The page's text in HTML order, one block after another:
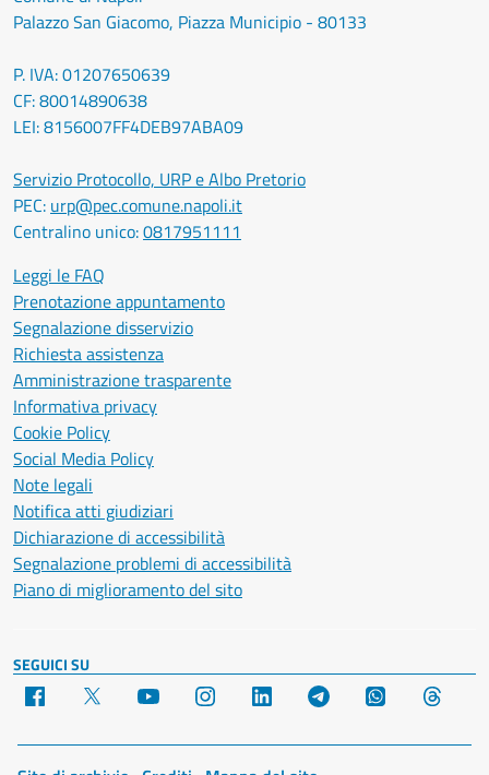
Palazzo San Giacomo, Piazza Municipio - 80133
P. IVA: 01207650639
CF: 80014890638
LEI: 8156007FF4DEB97ABA09
Servizio Protocollo, URP e Albo Pretorio
PEC: urp@pec.comune.napoli.it
Centralino unico:0817951111
Leggi le FAQ
Prenotazione appuntamento
Segnalazione disservizio
Richiesta assistenza
Amministrazione trasparente
Informativa privacy
Cookie Policy
Social Media Policy
Note legali
Notifica atti giudiziari
Dichiarazione di accessibilità
Segnalazione problemi di accessibilità
Piano di miglioramento del sito
SEGUICI SU
Facebook YouTube Instagram LinkedIn Telegram WhatsApp